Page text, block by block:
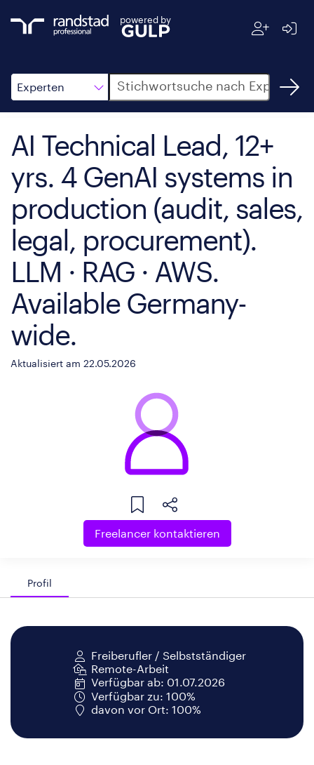
powered by
Experten
Suche
AI Technical Lead, 12+
yrs. 4 GenAI systems in
production (audit, sales,
legal, procurement).
LLM · RAG · AWS.
Available Germany-
wide.
Aktualisiert am 22.05.2026
Freelancer kontaktieren
Profil
Freiberufler / Selbstständiger
Remote-Arbeit
Verfügbar ab: 01.07.2026
Verfügbar zu: 100%
davon vor Ort: 100%